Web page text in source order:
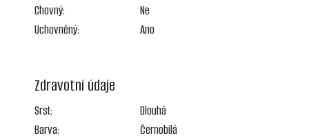
Chovný:
Ne
Uchovněný:
Ano
Zdravotní údaje
Srst:
Dlouhá
Barva:
Černobílá